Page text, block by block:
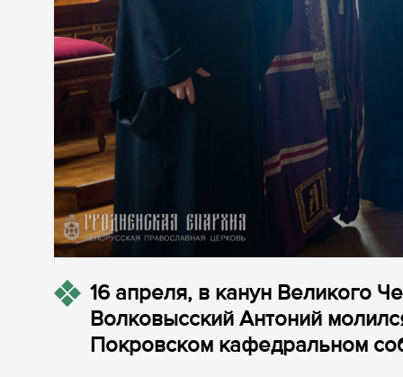
16 апреля, в канун Великого
Волковысский Антоний
Покровском кафедральном